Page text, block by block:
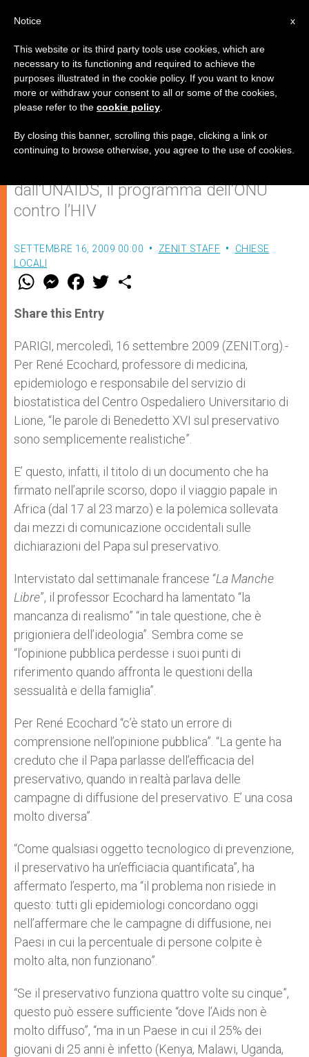
Un epidemiologo francese dà
ragione al Papa sul preservativo
dall’UNAIDS, il programma dell’ONU
contro l’HIV
SETTEMBRE 16, 2009 00:00 ZENIT STAFF
CHIESE
LOCALI
W
t
s
p
p
M
e
s
e
g
e
r
F
a
e
b
o
k
w
Share this Entry
PARIGI, mercoledì, 16 settembre 2009 (ZENIT.org).-
Per René Ecochard, professore di medicina,
epidemiologo e responsabile del servizio di
biostatistica del Centro Ospedaliero Universitario di
Lione, “le parole di Benedetto XVI sul preservativo
sono semplicemente realistiche”.
E’ questo, infatti, il titolo di un documento che ha
firmato nell’aprile scorso, dopo il viaggio papale in
Africa (dal 17 al 23 marzo) e la polemica sollevata
dai mezzi di comunicazione occidentali sulle
dichiarazioni del Papa sul preservativo.
Intervistato dal settimanale francese “La Manche
Libre”, il professor Ecochard ha lamentato “la
mancanza di realismo” “in tale questione, che è
prigioniera dell’ideologia”. Sembra come se
“l’opinione pubblica perdesse i suoi punti di
riferimento quando affronta le questioni della
sessualità e della famiglia”.
Per René Ecochard “c’è stato un errore di
comprensione nell’opinione pubblica”. “La gente ha
creduto che il Papa parlasse dell’efficacia del
preservativo, quando in realtà parlava delle
campagne di diffusione del preservativo. E’ una cosa
molto diversa”.
“Come qualsiasi oggetto tecnologico di prevenzione,
il preservativo ha un’efficiacia quantificata”, ha
affermato l’esperto, ma “il problema non risiede in
questo: tutti gli epidemiologi concordano oggi
nell’affermare che le campagne di diffusione, nei
Paesi in cui la percentuale di persone colpite è
molto alta, non funzionano”.
“Se il preservativo funziona quattro volte su cinque”,
questo può essere sufficiente “dove l’Aids non è
molto diffuso”, “ma in un Paese in cui il 25% dei
giovani di 25 anni è infetto (Kenya, Malawi, Uganda,
x
Notice
This website or its third party tools use cookies, which are
necessary to its functioning and required to achieve the
purposes illustrated in the cookie policy. If you want to know
more or withdraw your consent to all or some of the cookies,
please refer to the cookie policy
By closing this banner, scrolling this page, clicking a link or
continuing to browse otherwise, you agree to the use of cookies.